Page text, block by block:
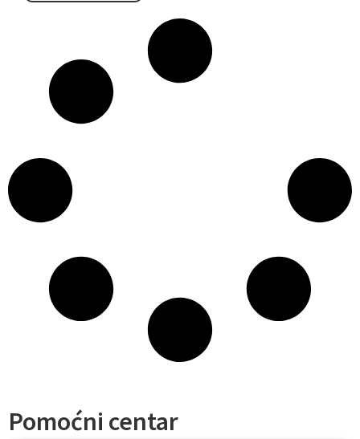
Pomoćni centar